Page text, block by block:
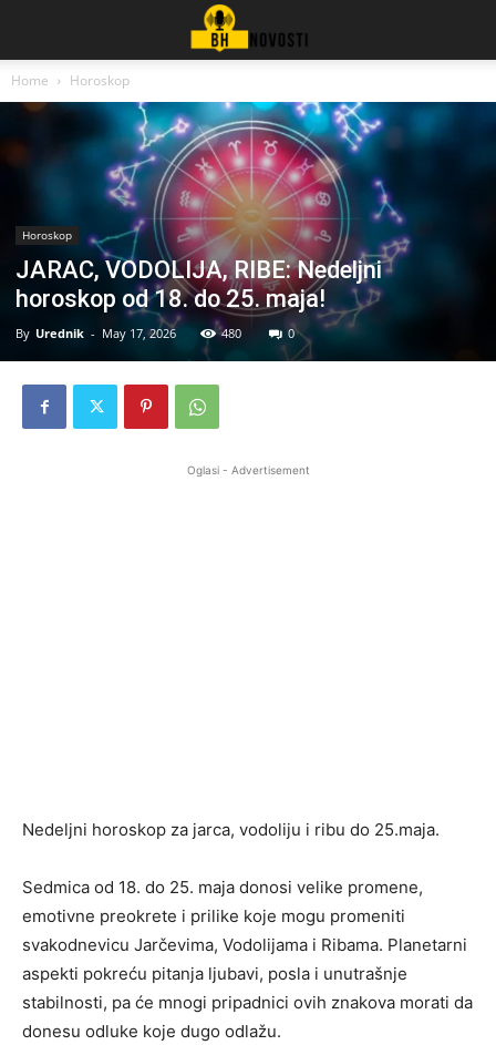
Home Horoskop
Horoskop
JARAC, VODOLIJA, RIBE: Nedeljni
horoskop od 18. do 25. maja!
By Urednik - May 17, 2026 480 0
Oglasi - Advertisement
Nedeljni horoskop za jarca, vodoliju i ribu do 25.maja.
Sedmica od 18. do 25. maja donosi velike promene,
emotivne preokrete i prilike koje mogu promeniti
svakodnevicu Jarčevima, Vodolijama i Ribama. Planetarni
aspekti pokreću pitanja ljubavi, posla i unutrašnje
stabilnosti, pa će mnogi pripadnici ovih znakova morati da
donesu odluke koje dugo odlažu.